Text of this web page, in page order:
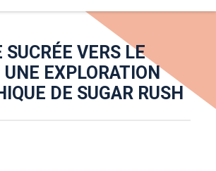
SUCRÉE VERS LE
UNE EXPLORATION
DE SUGAR RUSH